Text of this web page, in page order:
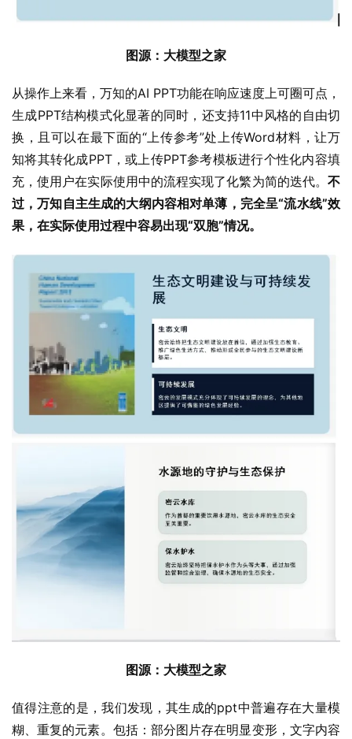
图源：大模型之家
从操作上来看，万知的AI PPT功能在响应速度上可圈可点，
生成PPT结构模式化显著的同时，还支持11中风格的自由切
换，且可以在最下面的“上传参考”处上传Word材料，让万
知将其转化成PPT，或上传PPT参考模板进行个性化内容填
充，使用户在实际使用中的流程实现了化繁为简的迭代。 不
过，万知自主生成的大纲内容相对单薄，完全呈“流水线”效
果，在实际使用过程中容易出现“双胞”情况。
图源：大模型之家
值得注意的是，我们发现，其生成的ppt中普遍存在大量模
糊、重复的元素。包括：部分图片存在明显变形，文字内容